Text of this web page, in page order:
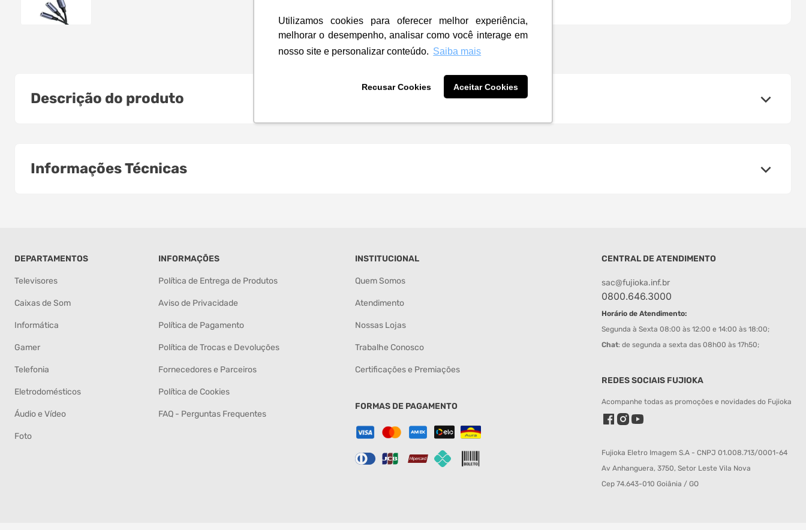
Utilizamos cookies para oferecer melhor experiência,
melhorar o desempenho, analisar como você interage em
nosso site e personalizar conteúdo. Saiba mais
Recusar Cookies Aceitar Cookies
Descrição do produto
Informações Técnicas
DEPARTAMENTOS
Televisores
Caixas de Som
Informática
Gamer
Telefonia
Eletrodomésticos
Áudio e Vídeo
Foto
INFORMAÇÕES
Política de Entrega de Produtos
Aviso de Privacidade
Política de Pagamento
Política de Trocas e Devoluções
Fornecedores e Parceiros
Política de Cookies
FAQ - Perguntas Frequentes
INSTITUCIONAL
Quem Somos
Atendimento
Nossas Lojas
Trabalhe Conosco
Certificações e Premiações
FORMAS DE PAGAMENTO
CENTRAL DE ATENDIMENTO
sac@fujioka.inf.br
0800.646.3000
Horário de Atendimento:
Segunda à Sexta 08:00 às 12:00 e 14:00 às 18:00;
Chat: de segunda a sexta das 08h00 às 17h50;
REDES SOCIAIS FUJIOKA
Acompanhe todas as promoções e novidades do Fujioka
Fujioka Eletro Imagem S.A - CNPJ 01.008.713/0001-64
Av Anhanguera, 3750, Setor Leste Vila Nova
Cep 74.643-010 Goiânia / GO